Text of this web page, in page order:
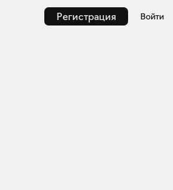
Регистрация Войти